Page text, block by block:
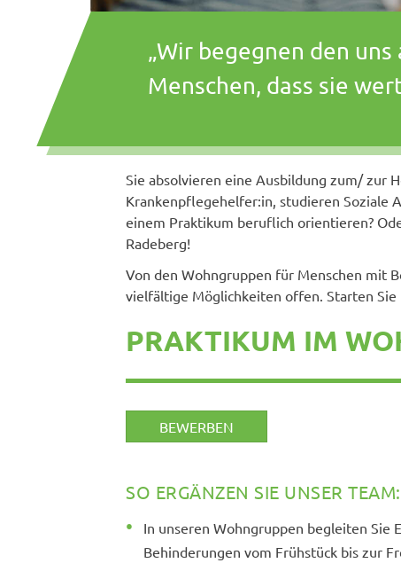
„Wir begegnen den
Menschen, dass sie
Sie absolvieren eine Ausbildung zum/ zur
Krankenpflegehelfer:in, studieren Soziale
einem Praktikum beruflich orientieren?
Radeberg!
Von den Wohngruppen für Menschen mit
vielfältige Möglichkeiten offen. Starten Sie
PRAKTIKUM IM
BEWERBEN
SO ERGÄNZEN SIE UNSER TEAM:
In unseren Wohngruppen begleiten Sie
Behinderungen vom Frühstück bis zur